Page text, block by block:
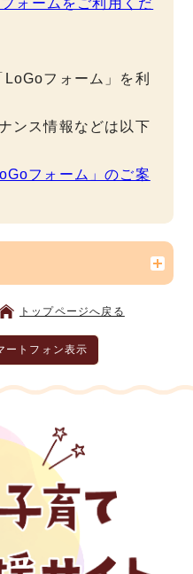
ォームをご利用くだ
フォーム」を利
ンス情報などは以下
フォーム」のご案
トップページへ戻る
ートフォン表示